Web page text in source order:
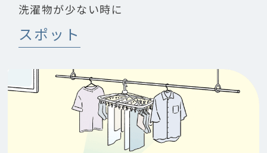
洗濯物が少ない時に
スポット